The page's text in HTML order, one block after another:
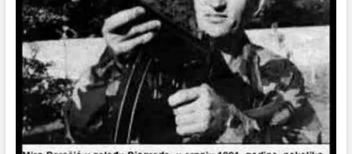
Frane
Bokanović
poginuli
su
31.
srpnja
1991.
godine
u
zaleđu
Biograda